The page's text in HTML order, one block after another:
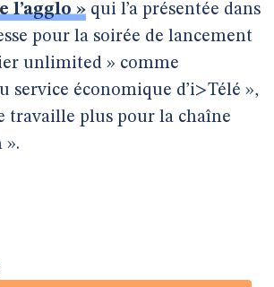
l’agglo » qui l’a présentée dans
pour la soirée de lancement
unlimited » comme
service économique d’i>Télé »,
travaille plus pour la chaîne
».